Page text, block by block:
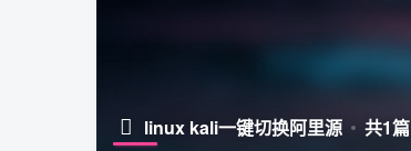
linux kali一键切换阿里源 共1篇